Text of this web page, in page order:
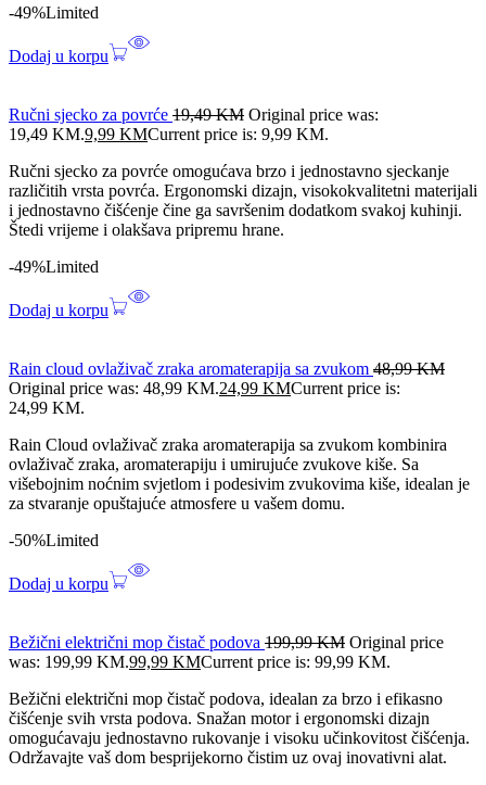
-49%Limited
Dodaj u korpu
Ručni sjecko za povrće 19,49KM Original price was:
19,49 KM.9,99 KMCurrent price is: 9,99 KM.
Ručni sjecko za povrće omogućava brzo i jednostavno sjeckanje
različitih vrsta povrća. Ergonomski dizajn, visokokvalitetni materijali
i jednostavno čišćenje čine ga savršenim dodatkom svakoj kuhinji.
Štedi vrijeme i olakšava pripremu hrane.
-49%Limited
Dodaj u korpu
Rain cloud ovlaživač zraka aromaterapija sa zvukom 48,99KM
Original price was: 48,99 KM.24,99 KMCurrent price is:
24,99 KM.
Rain Cloud ovlaživač zraka aromaterapija sa zvukom kombinira
ovlaživač zraka, aromaterapiju i umirujuće zvukove kiše. Sa
višebojnim noćnim svjetlom i podesivim zvukovima kiše, idealan je
za stvaranje opuštajuće atmosfere u vašem domu.
-50%Limited
Dodaj u korpu
Bežični električni mop čistač podova 199,99KM Original price
was: 199,99 KM.99,99 KMCurrent price is: 99,99 KM.
Bežični električni mop čistač podova, idealan za brzo i efikasno
čišćenje svih vrsta podova. Snažan motor i ergonomski dizajn
omogućavaju jednostavno rukovanje i visoku učinkovitost čišćenja.
Održavajte vaš dom besprijekorno čistim uz ovaj inovativni alat.